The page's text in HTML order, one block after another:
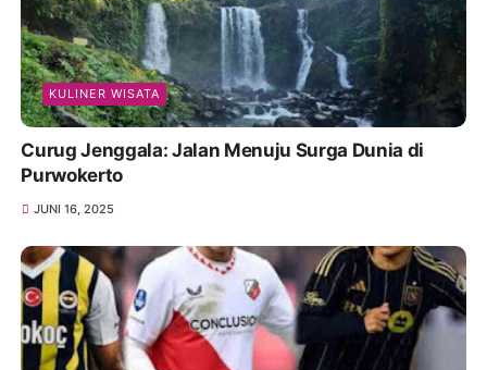
KULINER WISATA
Curug Jenggala: Jalan Menuju Surga Dunia di
Purwokerto
JUNI 16, 2025